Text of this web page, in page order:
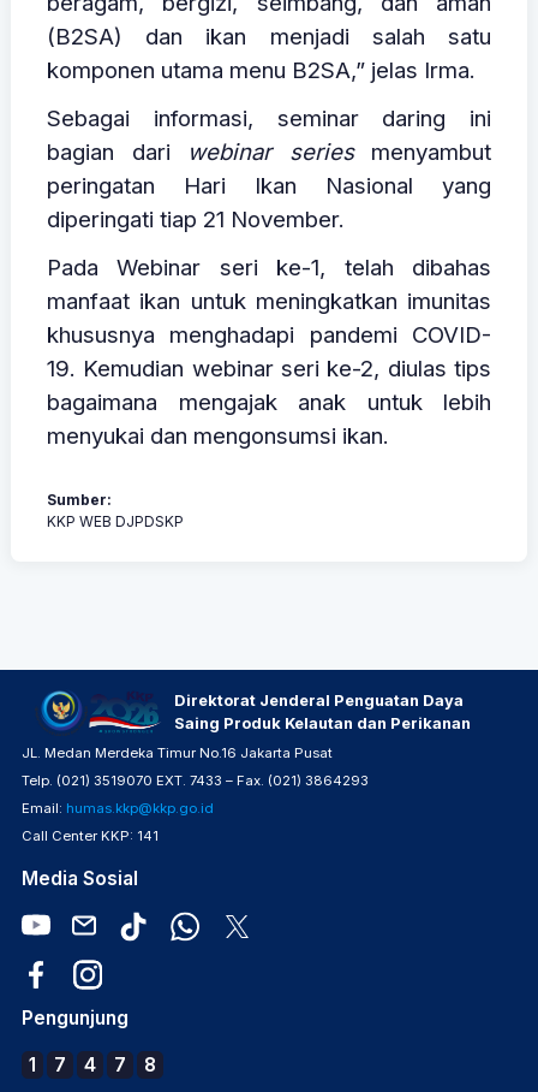
(B2SA) dan ikan menjadi salah satu
komponen utama menu B2SA,” jelas Irma.
Sebagai informasi, seminar daring ini
bagian dari
webinar seriesmenyambut
peringatan Hari Ikan Nasional yang
diperingati tiap 21 November.
Pada Webinar seri ke-1, telah dibahas
manfaat ikan untuk meningkatkan imunitas
khususnya menghadapi pandemi COVID-
19. Kemudian webinar seri ke-2, diulas tips
bagaimana mengajak anak untuk lebih
menyukai dan mengonsumsi ikan.
Sumber:
KKP WEB DJPDSKP
Direktorat Jenderal Penguatan Daya
Saing Produk Kelautan dan Perikanan
JL. Medan Merdeka Timur No.16 Jakarta Pusat
Telp. (021) 3519070 EXT. 7433 – Fax. (021) 3864293
Email: humas.kkp@kkp.go.id
Call Center KKP: 141
Media Sosial
Pengunjung
1 7 4 7 8